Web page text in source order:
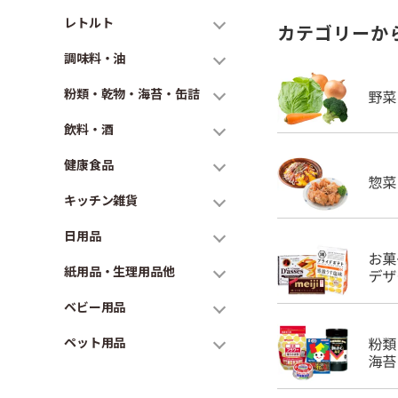
レトルト
調味料・油
粉類・乾物・海苔・缶詰
飲料・酒
健康食品
キッチン雑貨
日用品
紙用品・生理用品他
ベビー用品
ペット用品
カテゴリーか